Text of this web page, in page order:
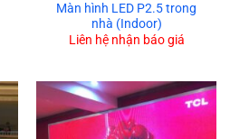
Màn hình LED P2.5 trong
nhà (Indoor)
Liên hệ nhận báo giá